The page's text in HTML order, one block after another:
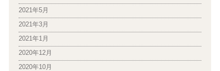
2021年5月
2021年3月
2021年1月
2020年12月
2020年10月